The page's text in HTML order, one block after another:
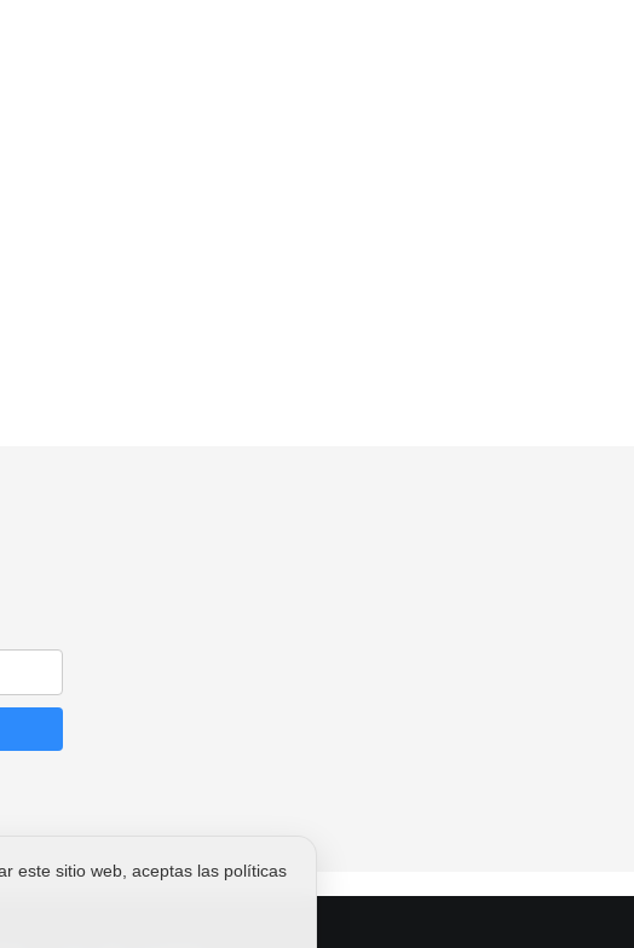
este sitio web, aceptas las políticas